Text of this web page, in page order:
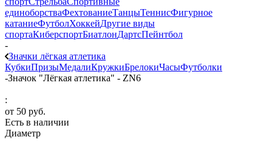
единоборстваФехтованиеТанцыТеннисФигурное
катаниеФутболХоккейДругие виды
спортаКиберспортБиатлонДартсПейнтбол
-
Значки лёгкая атлетика
КубкиПризыМедалиКружкиБрелокиЧасыФутболки
-Значок "Лёгкая атлетика" - ZN6
:
от 50 руб.
Есть в наличии
Диаметр